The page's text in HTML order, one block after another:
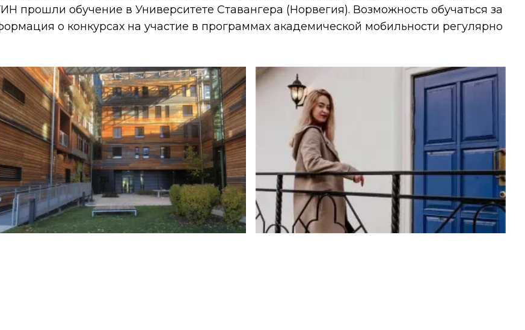
прошли обучение в Университете Ставангера (Норвегия). Возможность обучаться за
о конкурсах на участие в программах академической мобильности регулярно